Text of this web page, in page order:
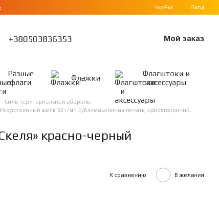
УкрРус Вход
+380503836353 Мой заказ
Разные
флаги
Флажки
Флагштоки и
аксессуары
Силы териториальной обороны
шелк 50 г/м², Сублимационная печать, односторонний,
красно-черный
К сравнению В желания